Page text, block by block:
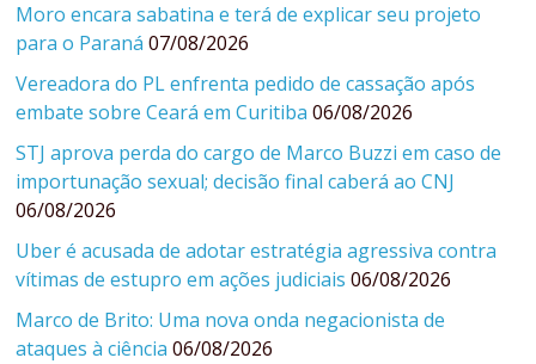
Moro encara sabatina e terá de explicar seu projeto
para o Paraná 07/08/2026
Vereadora do PL enfrenta pedido de cassação após
embate sobre Ceará em Curitiba 06/08/2026
STJ aprova perda do cargo de Marco Buzzi em caso de
importunação sexual; decisão final caberá ao CNJ
06/08/2026
Uber é acusada de adotar estratégia agressiva contra
vítimas de estupro em ações judiciais 06/08/2026
Marco de Brito: Uma nova onda negacionista de
ataques à ciência 06/08/2026